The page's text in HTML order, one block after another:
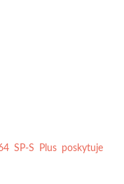
SP-S Plus poskytuje